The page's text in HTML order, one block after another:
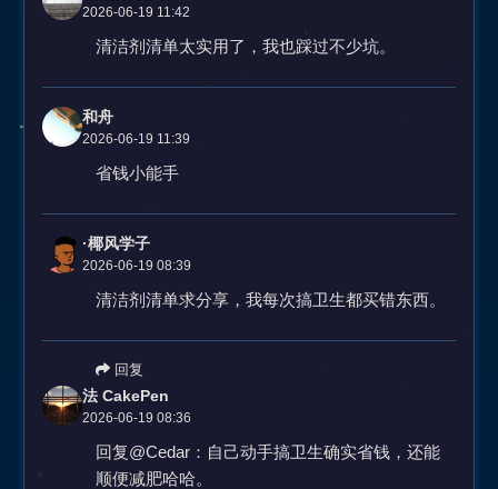
2026-06-19 11:42
清洁剂清单太实用了，我也踩过不少坑。
和舟
2026-06-19 11:39
省钱小能手
·椰风学子
2026-06-19 08:39
清洁剂清单求分享，我每次搞卫生都买错东西。
回复
法 CakePen
2026-06-19 08:36
回复@Cedar：自己动手搞卫生确实省钱，还能
顺便减肥哈哈。